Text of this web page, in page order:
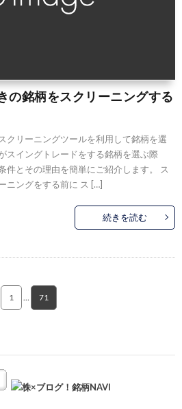
の銘柄をスクリーニングする
クリーニングツールを利用して銘柄を選
スイングトレードをする銘柄を選ぶ際
件とその理由を簡単にご紹介します。 ス
ニングをする前に ス […]
続きを読む
1 71